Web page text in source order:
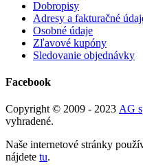
Dobropisy
Adresy a fakturačné
Osobné údaje
Zľavové kupóny
Sledovanie objednávky
Facebook
Copyright © 2009 - 2023 AG
vyhradené.
Naše internetové stránky
nájdete tu.